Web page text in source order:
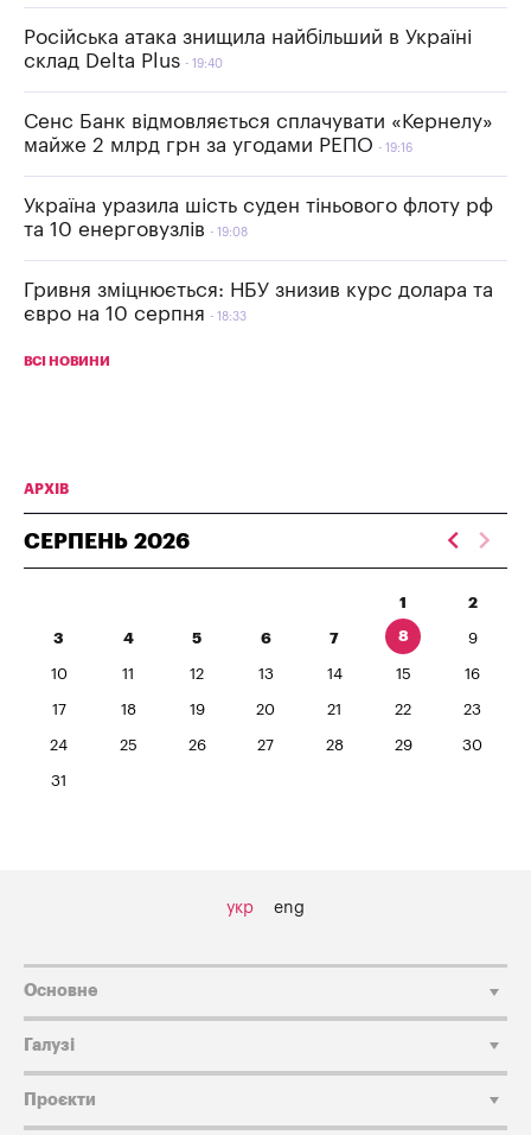
Російська атака знищила найбільший в Україні
склад Delta Plus
19:40
Сенс Банк відмовляється сплачувати «Кернелу»
майже 2 млрд грн за угодами РЕПО
19:16
Україна уразила шість суден тіньового флоту рф
та 10 енерговузлів
19:08
Гривня зміцнюється: НБУ знизив курс долара та
євро на 10 серпня
18:33
ВСІ НОВИНИ
АРХІВ
СЕРПЕНЬ 2026
1 2
3 4 5 6 7 8 9
10 11 12 13 14 15 16
17 18 19 20 21 22 23
24 25 26 27 28 29 30
31
укр eng
Основне
Галузі
Проєкти